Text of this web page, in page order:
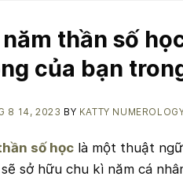
thần số
của bạn
8 14, 2023 BY KATTY
số học là một thuật
sở hữu chu kì năm cá